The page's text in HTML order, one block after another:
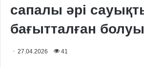
сапалы әрі
бағытталған болуы
27.04.2026 41